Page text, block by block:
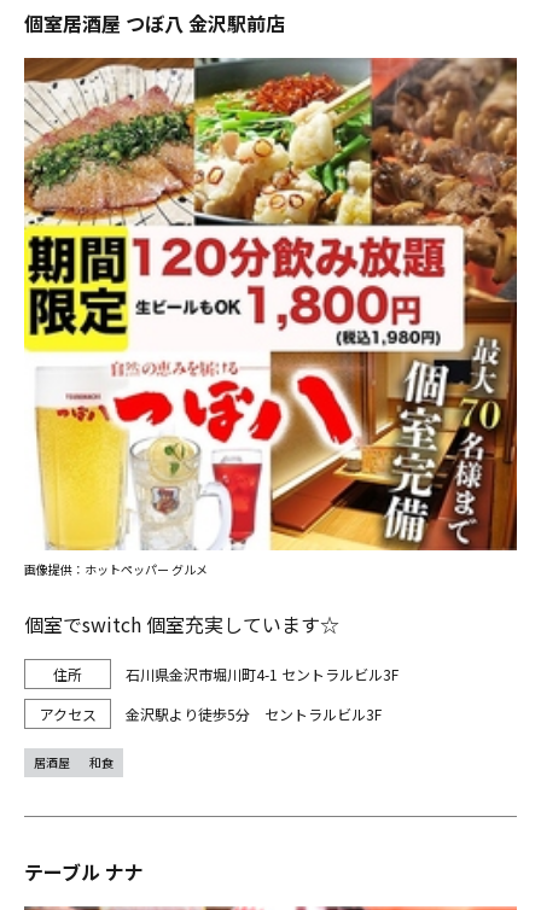
個室居酒屋 つぼ八 金沢駅前店
個室でswitch 個室充実しています☆
石川県金沢市堀川町4-1 セントラルビル3F
金沢駅より徒歩5分 セントラルビル3F
画像提供：ホットペッパー グルメ
居酒屋 和食
テーブル ナナ